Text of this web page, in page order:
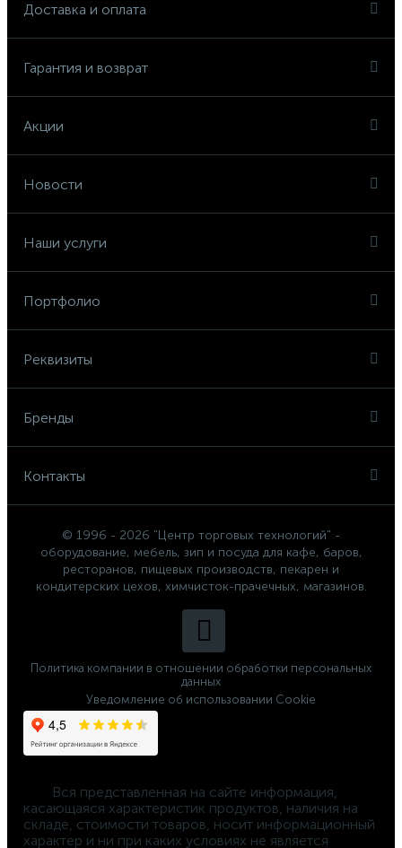
Доставка и оплата
Гарантия и возврат
Акции
Новости
Наши услуги
Портфолио
Реквизиты
Бренды
Контакты
© 1996 - 2026 "Центр торговых технологий" -
оборудование, мебель, зип и посуда для кафе, баров,
ресторанов, пищевых производств, пекарен и
кондитерских цехов, химчисток-прачечных, магазинов.
Политика компании в отношении обработки персональных
данных
Уведомление об использовании Cookie
касающаяся характеристик продуктов, наличия на
складе, стоимости товаров, носит информационный
характер и ни при каких условиях не является